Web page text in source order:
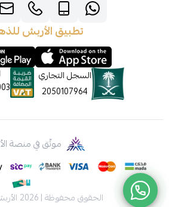
تطبيق الأربش
السجل التجاري
2050107964
موثّق في منصة
الحقوق محفوظة | 2026